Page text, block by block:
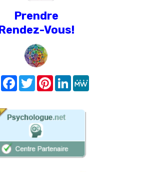
Prendre
Rendez-Vous!
Share FacebookTwitterPinterest
LinkedIn